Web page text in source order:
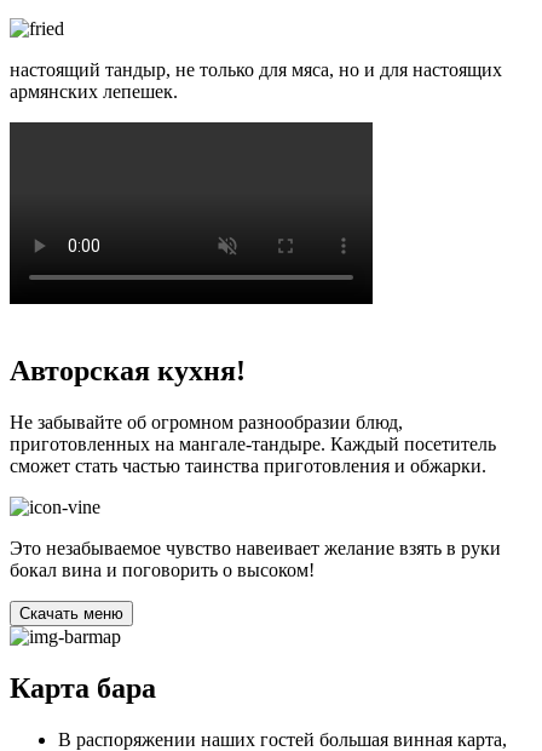
настоящий тандыр, не только для мяса, но и для настоящих
армянских лепешек.
Авторская кухня!
Не забывайте об огромном разнообразии блюд,
приготовленных на мангале-тандыре. Каждый посетитель
сможет стать частью таинства приготовления и обжарки.
Это незабываемое чувство навеивает желание взять в руки
бокал вина и поговорить о высоком!
Cкачать меню
Карта бара
В распоряжении наших гостей большая винная карта,